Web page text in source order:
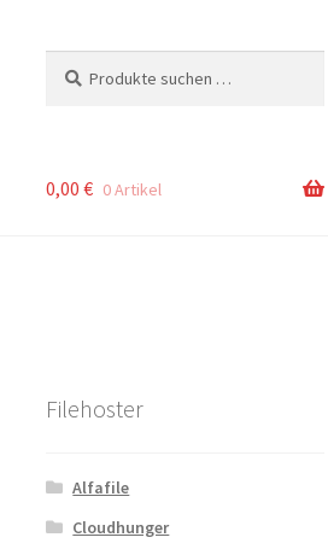
nach:
0,00 € 0 Artikel
Filehoster
Alfafile
Cloudhunger